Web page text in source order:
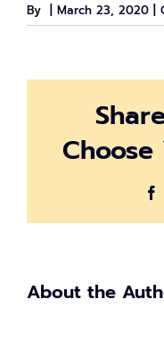
By March 23, 2020
About the